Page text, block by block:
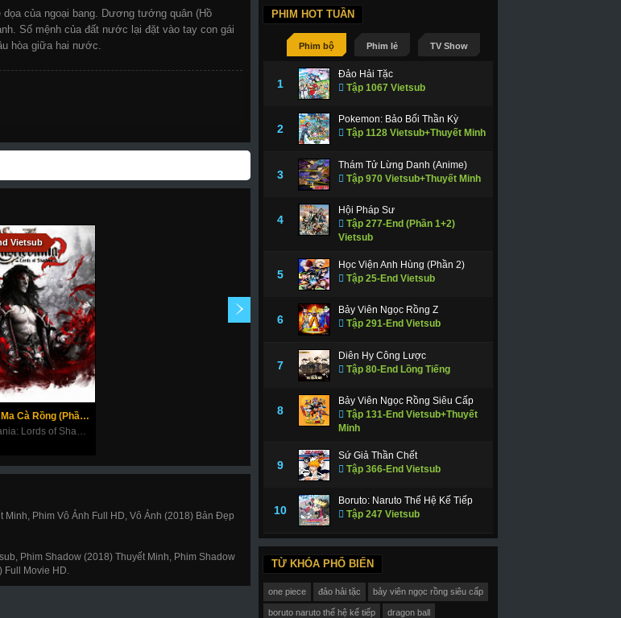
của ngoại bang. Dương tướng quân (Hồ
Số mệnh của đất nước lại đặt vào tay con gái
hòa giữa hai nước.
Vietsub
Lâu Đài Ma Cà Rồng (Phần 2)
Minh, Phim Vô Ảnh Full HD, Vô Ảnh (2018) Bản Đẹp
Phim Shadow (2018) Thuyết Minh, Phim Shadow
Movie HD.
PHIM HOT TUẦN
Phim bộ Phim lẻ TV Show
1
Đảo Hải Tặc
Tập 1067 Vietsub
2
Pokemon: Bảo Bối Thần Kỳ
Tập 1128 Vietsub+Thuyết Minh
3
Thám Tử Lừng Danh (Anime)
Tập 970 Vietsub+Thuyết Minh
4
Hội Pháp Sư
Tập 277-End (Phần 1+2)
Vietsub
5
Học Viện Anh Hùng (Phần 2)
Tập 25-End Vietsub
6
Bảy Viên Ngọc Rồng Z
Tập 291-End Vietsub
7
Diên Hy Công Lược
Tập 80-End Lồng Tiếng
8
Bảy Viên Ngọc Rồng Siêu Cấp
Tập 131-End Vietsub+Thuyết
Minh
9
Sứ Giả Thần Chết
Tập 366-End Vietsub
10
Boruto: Naruto Thế Hệ Kế Tiếp
Tập 247 Vietsub
TỪ KHÓA PHỔ BIẾN
one piece đảo hải tặc bảy viên ngọc rồng siêu cấp
boruto naruto thế hệ kế tiếp dragon ball